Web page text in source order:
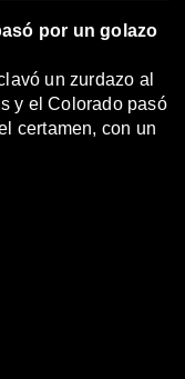
por un golazo
un zurdazo al
y el Colorado pasó
certamen, con un